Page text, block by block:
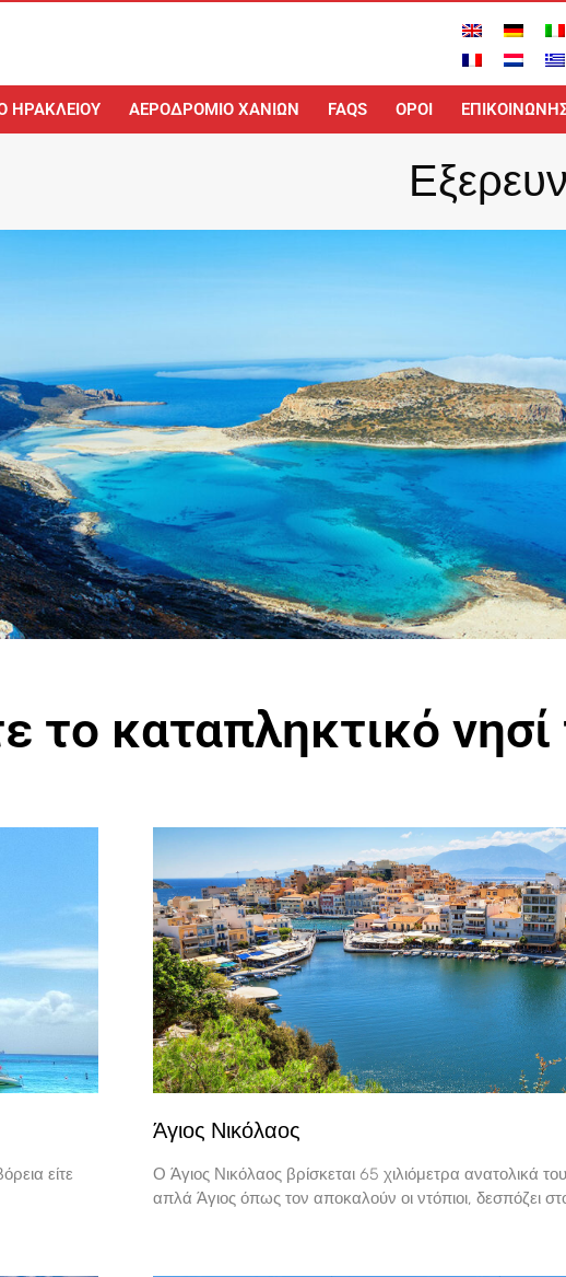
ΗΡΑΚΛΕΊΟΥ ΑΕΡΟΔΡΌΜΙΟ ΧΑΝΊΩΝ FAQS ΟΡΟΙ
το καταπληκτικό νησί
είτε
Άγιος Νικόλαος
Ο Άγιος Νικόλαος βρίσκεται 65 χιλιόμετρα ανατολικά
απλά Άγιος όπως τον αποκαλούν οι ντόπιοι, δεσπόζει